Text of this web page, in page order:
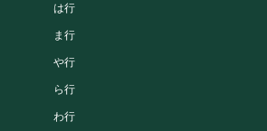
は行
ま行
や行
ら行
わ行